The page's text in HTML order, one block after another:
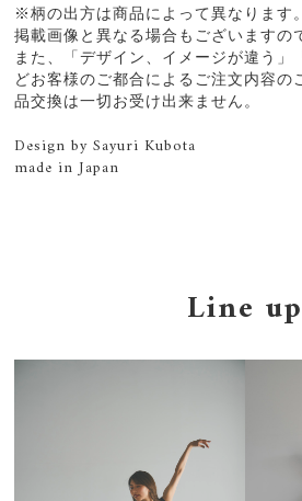
※柄の出方は商品によって異なります
掲載画像と異なる場合もございますの
また、「デザイン、イメージが違う」
どお客様のご都合によるご注文内容の
品交換は一切お受け出来ません。
Design by Sayuri Kubota
made in Japan
Line up